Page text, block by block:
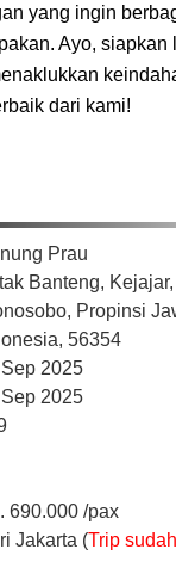
yang ingin
Ayo, siapkan
dari kami!
Prau
Banteng, Kejajar,
Propinsi
56354
2025
2025
690.000 /pax
Jakarta (Trip